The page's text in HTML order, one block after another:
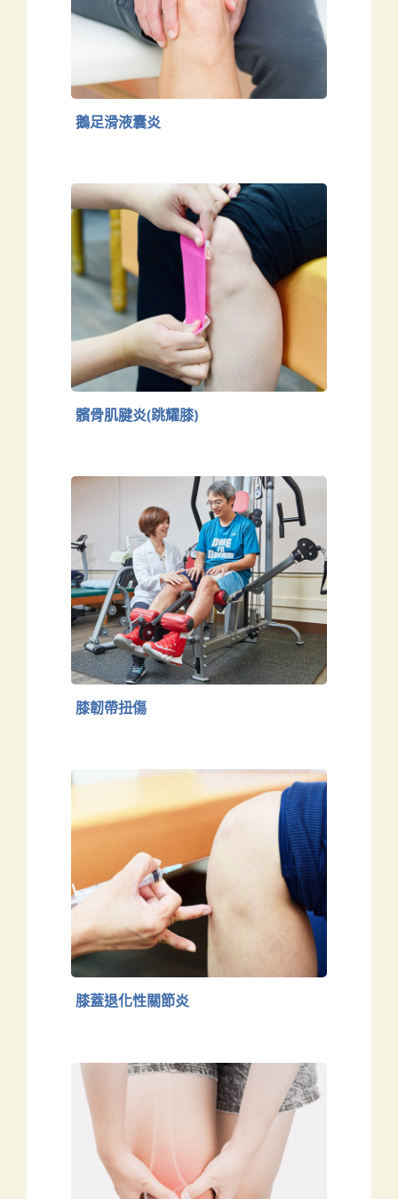
鵝足滑液囊炎
髕骨肌腱炎(跳耀膝)
下肢
髕骨肌腱炎(跳耀膝)
膝韌帶扭傷
下肢
膝韌帶扭傷
膝蓋退化性關節炎
下肢
膝蓋退化性關節炎
膝關節置換術後